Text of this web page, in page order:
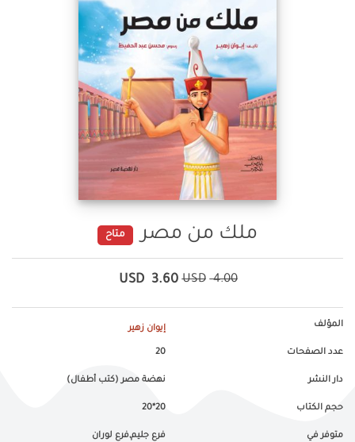
ملك من مصر متاح
4.00
USD
3.60
USD
المؤلف إيوان زهير
عدد الصفحات 20
دار النشر نهضة مصر (كتب أطفال)
حجم الكتاب 20*20
متوفر في فرع جليم,فرع لوران